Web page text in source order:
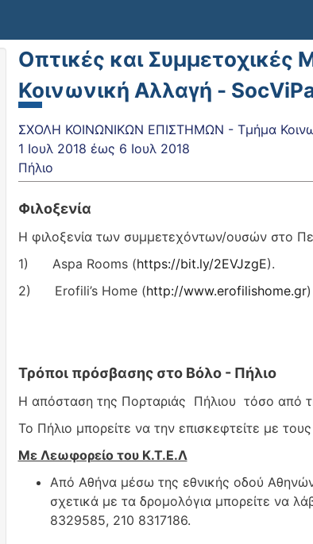
Οπτικές και Συμμετοχικές
Κοινωνική Αλλαγή -
ΣΧΟΛΗ ΚΟΙΝΩΝΙΚΩΝ ΕΠΙΣΤΗΜΩΝ - Τμήμα
1 Ιουλ 2018 έως 6 Ιουλ 2018
Πήλιο
Φιλοξενία
Η φιλοξενία των συμμετεχόντων/ουσών στο
1) Aspa Rooms (https://bit.ly/2EVJzgE).
2) Erofili’s Home (http://www.erofilishome.gr)
Τρόποι πρόσβασης στο Βόλο - Πήλιο
H απόσταση της Πορταριάς Πήλιου τόσο από
Το Πήλιο μπορείτε να την επισκεφτείτε με
Με Λεωφορείο του Κ.Τ.Ε.Λ
Από Αθήνα μέσω της εθνικής οδού
σχετικά με τα δρομολόγια μπορείτε να
8329585, 210 8317186.